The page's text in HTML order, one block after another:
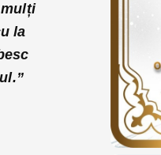
la